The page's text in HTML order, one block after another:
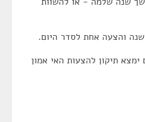
והצעה אחת לסדר היום.
תיקון להצעות האי אמון